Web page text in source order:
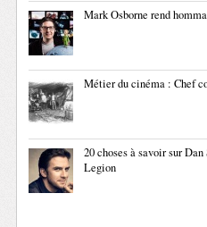
Mark Osborne rend
Métier du cinéma : Chef
20 choses à savoir sur
Legion